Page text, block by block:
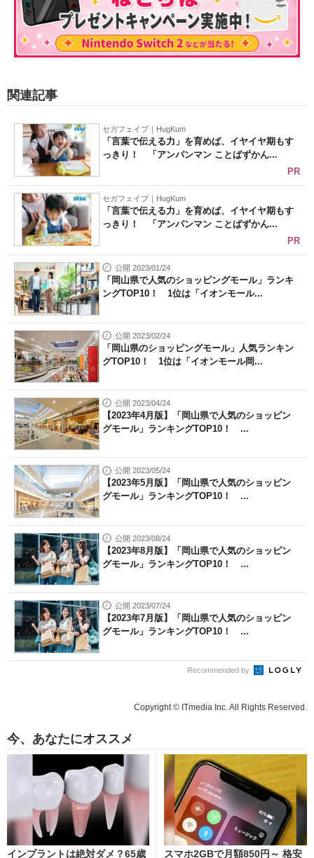
関連記事
セガフェイブ｜HugKum
「言葉で伝える力」を育めば、イヤイヤ期もす
っきり！ 「アンパンマン ことばずかん...
PR
セガフェイブ｜HugKum
「言葉で伝える力」を育めば、イヤイヤ期もす
っきり！ 「アンパンマン ことばずかん...
PR
公開 2023/01/24
「岡山県で人気のショッピングモール」ランキ
ングTOP10！ 1位は「イオンモール...
公開 2023/02/24
「岡山県のショッピングモール」人気ランキン
グTOP10！ 1位は「イオンモール岡...
公開 2023/04/24
【2023年4月版】「岡山県で人気のショッピン
グモール」ランキングTOP10！ ...
公開 2023/05/24
【2023年5月版】「岡山県で人気のショッピン
グモール」ランキングTOP10！ ...
公開 2023/08/24
【2023年8月版】「岡山県で人気のショッピン
グモール」ランキングTOP10！ ...
公開 2023/07/24
【2023年7月版】「岡山県で人気のショッピン
グモール」ランキングTOP10！ ...
Recommended by
Copyright © ITmedia Inc. All Rights Reserved.
今、あなたにオススメ
インプラントは絶対ダメ？65歳 スマホ2GBで月額850円～ 格安